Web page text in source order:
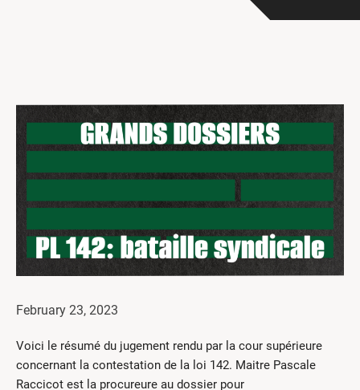
Employers
Documents and Forms
Contact us
Français
February 23, 2023
Voici le résumé du jugement rendu par la cour supérieure
concernant la contestation de la loi 142. Maitre Pascale
Raccicot est la procureure au dossier pour